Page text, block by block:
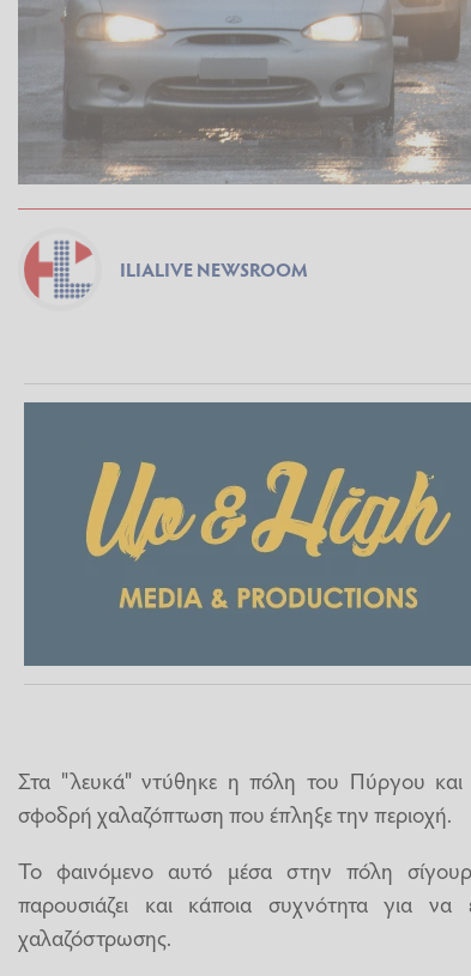
ILIALIVE NEWSROOM
Στα "λευκά" ντύθηκε η πόλη του Πύργου
σφοδρή χαλαζόπτωση που έπληξε την περιοχή.
Το φαινόμενο αυτό μέσα στην πόλη
παρουσιάζει και κάποια συχνότητα για να
χαλαζόστρωσης.